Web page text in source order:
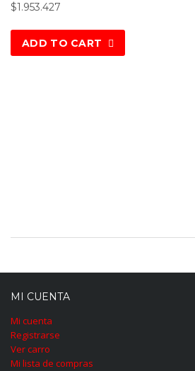
$1.953.427
ADD TO CART
MI CUENTA
Mi cuenta
Registrarse
Ver carro
Mi lista de compras